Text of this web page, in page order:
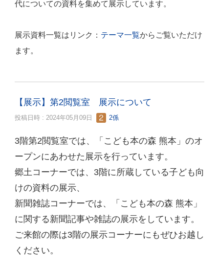
代についての資料を集めて展示しています。
展示資料一覧はリンク： テーマ一覧からご覧いただけ
ます。
【展示】第2閲覧室 展示について
投稿日時 : 2024年05月09日 2係
3階第2閲覧室では、「こども本の森 熊本」のオ
ープンにあわせた展示を行っています。
郷土コーナーでは、3階に所蔵している子ども向
けの資料の展示、
新聞雑誌コーナーでは、「こども本の森 熊本」
に関する新聞記事や雑誌の展示をしています。
ご来館の際は3階の展示コーナーにもぜひお越し
ください。